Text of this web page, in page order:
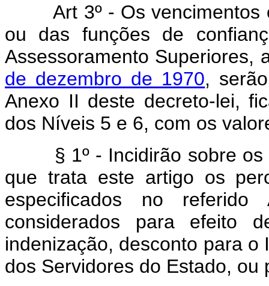
Art 3º - Os
ou das funções de
Assessoramento Superiores,
de dezembro de 1970,
Anexo II deste decreto-lei,
dos Níveis 5 e 6, com os
§ 1º - Incidirão sobre os
que trata este artigo os
especificados no
considerados para efeito
indenização, desconto para o
dos Servidores do Estado,